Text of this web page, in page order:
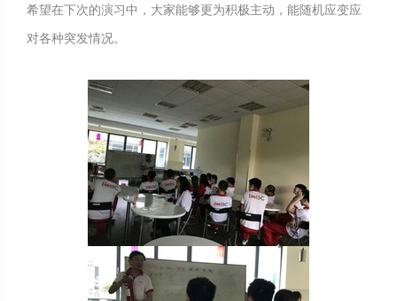
希望在下次的演习中，大家能够更为积极主动，能随机应变应
对各种突发情况。